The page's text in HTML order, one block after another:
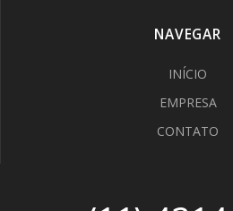
NAVEGAR
INÍCIO
EMPRESA
CONTATO